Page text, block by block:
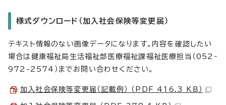
様式ダウンロード（加入社会保険等変更届）
テキスト情報のない画像データになります。内容を確認したい
場合は健康福祉局生活福祉部医療福祉課福祉医療担当（052‐
972-2574）までお問い合わせください。
加入社会保険等変更届（記載例） （PDF 416.3 KB）